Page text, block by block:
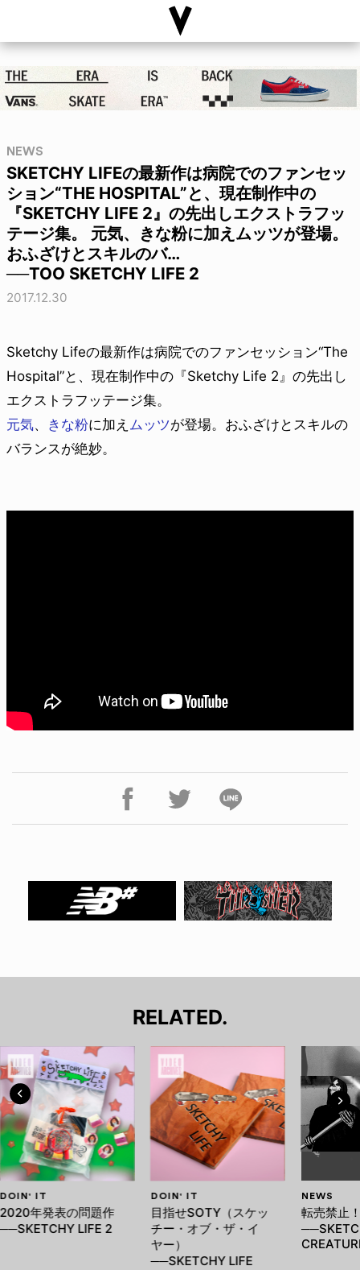
NEWS
SKETCHY LIFEの最新作は病院でのファンセッ
ション“THE HOSPITAL”と、現在制作中の
『SKETCHY LIFE 2』の先出しエクストラフッ
テージ集。 元気、きな粉に加えムッツが登場。
おふざけとスキルのバ…
──TOO SKETCHY LIFE 2
2017.12.30
Sketchy Lifeの最新作は病院でのファンセッション“The
Hospital”と、現在制作中の『Sketchy Life 2』の先出し
エクストラフッテージ集。
元気、 きな粉に加え ムッツが登場。おふざけとスキルの
バランスが絶妙。
RELATED.
DOIN' IT
2020年発表の問題作
──SKETCHY LIFE 2
DOIN' IT
目指せSOTY（スケッ
チー・オブ・ザ・イ
ヤー）
──SKETCHY LIFE
NEWS
転売禁止